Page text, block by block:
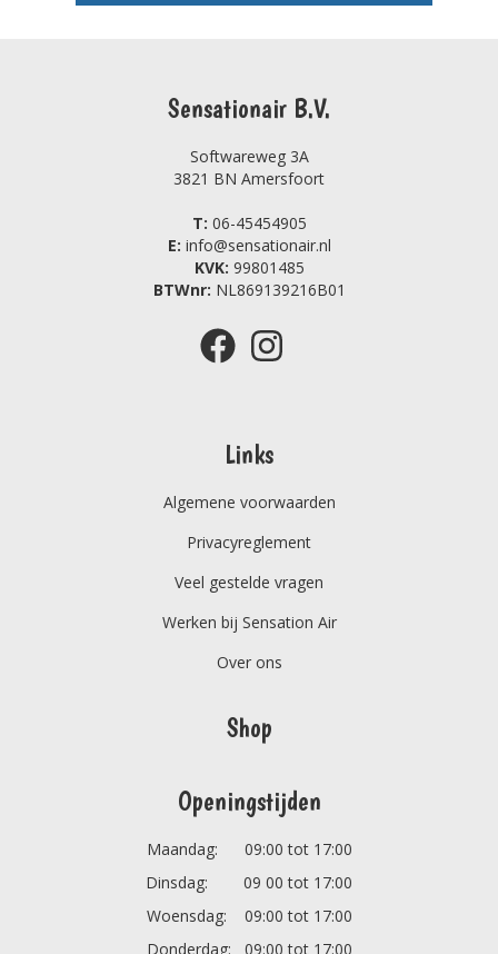
Sensationair B.V.
Softwareweg 3A
3821 BN Amersfoort
T: 06-45454905
E: info@sensationair.nl
KVK: 99801485
BTWnr: NL869139216B01
Links
Algemene voorwaarden
Privacyreglement
Veel gestelde vragen
Werken bij Sensation Air
Over ons
Shop
Openingstijden
Maandag: 09:00 tot 17:00
Dinsdag: 09 00 tot 17:00
Woensdag: 09:00 tot 17:00
Donderdag: 09:00 tot 17:00